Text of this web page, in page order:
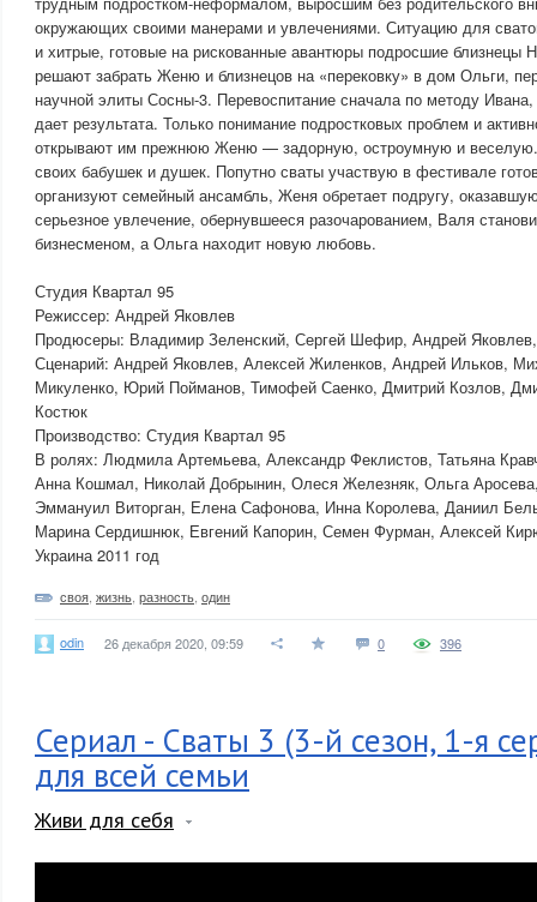
окружающих своими манерами и увлечениями. Ситуацию для
и хитрые, готовые на рискованные авантюры подросшие близнецы
решают забрать Женю и близнецов на «перековку» в дом Ольги,
научной элиты Сосны-3. Перевоспитание сначала по методу
дает результата. Только понимание подростковых проблем и
открывают им прежнюю Женю — задорную, остроумную и
своих бабушек и душек. Попутно сваты участвую в фестивале
организуют семейный ансамбль, Женя обретает подругу,
серьезное увлечение, обернувшееся разочарованием, Валя
бизнесменом, а Ольга находит новую любовь.
Студия Квартал 95
Режиссер: Андрей Яковлев
Продюсеры: Владимир Зеленский, Сергей Шефир, Андрей
Сценарий: Андрей Яковлев, Алексей Жиленков, Андрей Ильков,
Микуленко, Юрий Пойманов, Тимофей Саенко, Дмитрий Козлов,
Костюк
Производство: Студия Квартал 95
В ролях: Людмила Артемьева, Александр Феклистов, Татьяна
Анна Кошмал, Николай Добрынин, Олеся Железняк, Ольга
Эммануил Виторган, Елена Сафонова, Инна Королева, Даниил
Марина Сердишнюк, Евгений Капорин, Семен Фурман, Алексей
Украина 2011 год
своя жизнь разность один
odin 26 декабря 2020, 09:59 0 396
Сериал - Сваты 3 (3-й сезон, 1-я
для всей семьи
Живи для себя